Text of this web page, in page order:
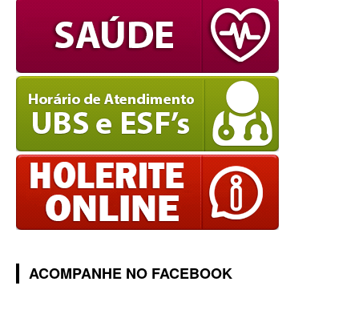
ACOMPANHE NO FACEBOOK